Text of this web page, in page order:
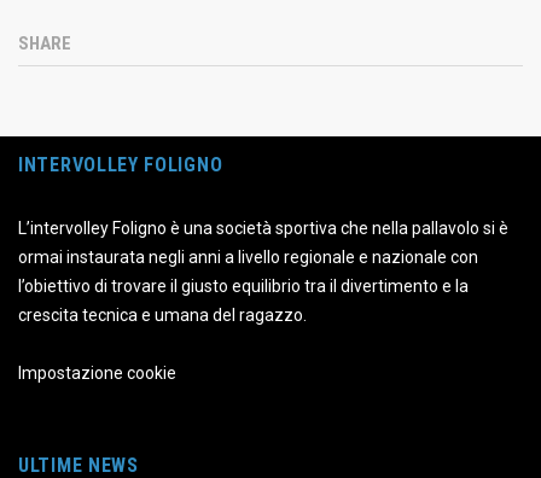
SHARE
INTERVOLLEY FOLIGNO
L’intervolley Foligno è una società sportiva che nella pallavolo si è
ormai instaurata negli anni a livello regionale e nazionale con
l’obiettivo di trovare il giusto equilibrio tra il divertimento e la
crescita tecnica e umana del ragazzo.
Impostazione cookie
ULTIME NEWS